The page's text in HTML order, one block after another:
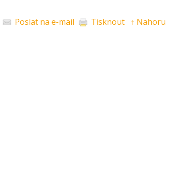
Poslat na e-mail Tisknout ↑ Nahoru